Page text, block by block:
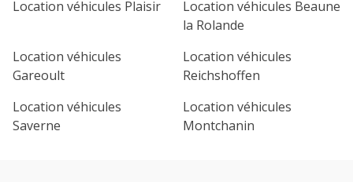
Location véhicules Plaisir
Location véhicules Beaune
la Rolande
Location véhicules
Gareoult
Location véhicules
Reichshoffen
Location véhicules
Saverne
Location véhicules
Montchanin